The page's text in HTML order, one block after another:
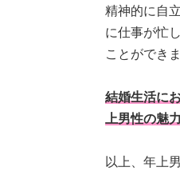
精神的に自
に仕事が忙
ことができま
結婚生活に
上男性の魅力
以上、年上